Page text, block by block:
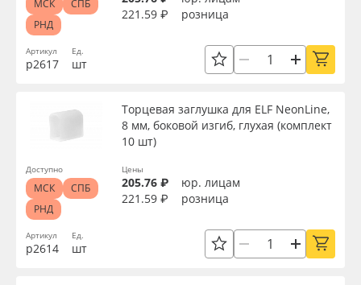
8 800 550 7888
Оборудование и инструмент
Новинки ассортимента
Orajet 3640
Плёнка монтажная Oratape
ПЭТ листовой
Высота, мм
Мощность, Вт
Напряжение, В
Цвет
Упаковка
Артикул
р2617
Ед.
шт
221.59 ₽
розница
МСК
СПБ
РНД
Артикул
р2614
Торцевая заглушка для ELF NeonLine,
8 мм, боковой изгиб, глухая (комплект
10 шт)
Ед.
шт
Цены
205.76 ₽
юр. лицам
221.59 ₽
розница
Доступно
МСК
СПБ
РНД